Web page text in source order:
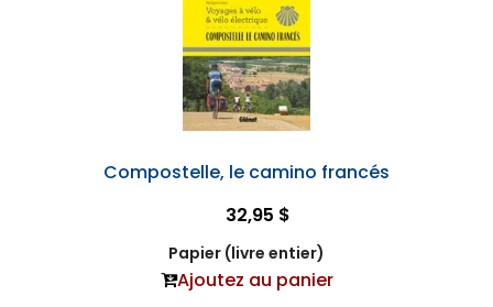
Compostelle, le camino francés
32,95 $
Papier (livre entier)
Ajoutez au panier